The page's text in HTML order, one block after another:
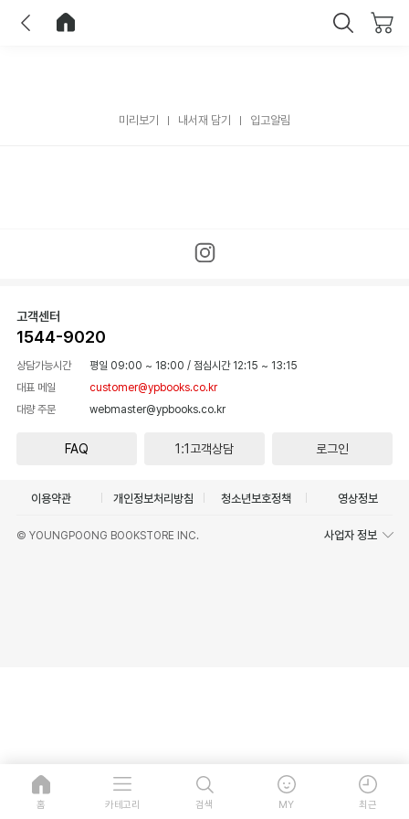
미리보기 내서재 담기 입고알림
고객센터
1544-9020
상담가능시간 평일 09:00 ~ 18:00 / 점심시간 12:15 ~ 13:15
대표 메일
customer@ypbooks.co.kr
대량 주문
webmaster@ypbooks.co.kr
FAQ 1:1고객상담 로그인
이용약관 개인정보처리방침 청소년보호정책 영상정보
© YOUNGPOONG BOOKSTORE INC. 사업자 정보
홈 카테고리 검색 MY 최근